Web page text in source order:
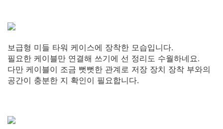
보급형 미들 타워 케이스에 장착한 모습입니다.
필요한 케이블만 연결해 쓰기에 선 정리도 수월하네요.
다만 케이블이 조금 뻣뻣한 관계로 저장 장치 장착 부와의
공간이 충분한 지 확인이 필요합니다.